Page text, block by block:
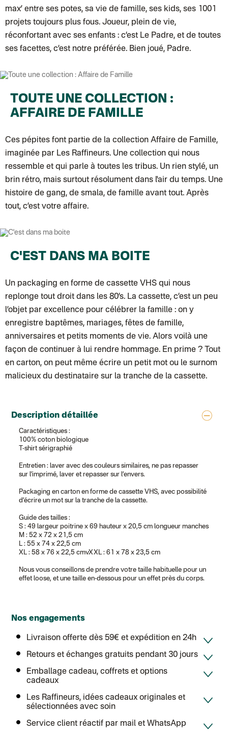
Colissimo suivi (expédition Petit Coq)
Colissimo suivi (expédition Papier Curieux)
Lettre Suivie (expédition Atelier Wagram)
Colissimo suivi (expédition Mon Petit Poids)
Colis suivi (expédition Loia)
Colis suivi (expédition Maison Roshi)
Colissimo suivi (expédition Connoisseur)
Colis suivi GLS (expédition Tikino)
Lettre prioritaire
Colissimo suivi (expédition par Yamayama)
: Livraison à votre
Chronopost Belgique
Colissimo suivi (expédition par Tot): Livraison à votre domicile,
Chronopost - Livraison express à domicile
: Colis livré en 1 à 3
Colissimo suivi (expédition partenaire)
Chronopost - Livraison Europe en relais Pickup: Colis livré en 2 à
Colissimo suivi (expédition Soundivine)
Colissimo suivi (expédition Cheer Moda)
Colissimo suivi (expédition Toi-même)
Colissimo suivi (expédition Zebrabook)
Colissimo suivi (expédition Minoe)
Colissimo suivi (expédition Papier Curieux)
Lettre suivie (expédition Atelier Aismée)
DPD colis suivi (expédition Bounce)
DPD colis suivi (expédition La Boîte Concept)
Colis suivi (expédition Loia)
Colissimo personnalisé
Colissimo suivi (expédition Connoisseur)
Colis suivi GLS (expédition Tikino)
Colissimo suivi (expédition April Eleven)
Luxembourg
Lettre prioritaire
UPS: Livraison sous 7 jours
Lettre suivie (expédition Atelier Aismée)
Suisse
Lettre prioritaire
Chronopost International
Colissimo suivi (expédition Toi-même)
DPD colis suivi (expédition Bounce)
max’ entre ses potes, sa vie de famille, ses kids, ses 1001
projets toujours plus fous. Joueur, plein de vie,
réconfortant avec ses enfants : c’est Le Padre, et de toutes
ses facettes, c’est notre préférée. Bien joué, Padre.
TOUTE UNE COLLECTION :
AFFAIRE DE FAMILLE
Ces pépites font partie de la collection Affaire de Famille,
imaginée par Les Raffineurs. Une collection qui nous
ressemble et qui parle à toutes les tribus. Un rien stylé, un
brin rétro, mais surtout résolument dans l'air du temps. Une
histoire de gang, de smala, de famille avant tout. Après
tout, c’est votre affaire.
C'EST DANS MA BOITE
Un packaging en forme de cassette VHS qui nous
replonge tout droit dans les 80’s. La cassette, c’est un peu
l’objet par excellence pour célébrer la famille : on y
enregistre baptêmes, mariages, fêtes de famille,
anniversaires et petits moments de vie. Alors voilà une
façon de continuer à lui rendre hommage. En prime ? Tout
en carton, on peut même écrire un petit mot ou le surnom
malicieux du destinataire sur la tranche de la cassette.
Description détaillée
Caractéristiques :
100% coton biologique
T-shirt sérigraphié
Entretien : laver avec des couleurs similaires, ne pas repasser
sur l'imprimé, laver et repasser sur l’envers.
Packaging en carton en forme de cassette VHS, avec possibilité
d’écrire un mot sur la tranche de la cassette.
Guide des tailles :
S : 49 largeur poitrine x 69 hauteur x 20,5 cm longueur manches
M : 52 x 72 x 21,5 cm
L : 55 x 74 x 22,5 cm
XL : 58 x 76 x 22,5 cmvXXL : 61 x 78 x 23,5 cm
Nous vous conseillons de prendre votre taille habituelle pour un
effet loose, et une taille en-dessous pour un effet près du corps.
Nos engagements
Livraison offerte dès 59€ et expédition en 24h
Retours et échanges gratuits pendant 30 jours
Emballage cadeau, coffrets et options
cadeaux
Les Raffineurs, idées cadeaux originales et
sélectionnées avec soin
Service client réactif par mail et WhatsApp